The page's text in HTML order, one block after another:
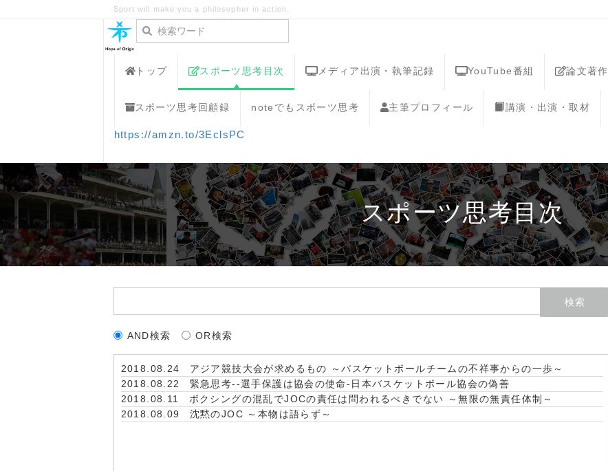
Sport will make you a philosopher in action.
トップ スポーツ思考目次 メディア出演・執筆記録 YouTube番組 論文著作
スポーツ思考回顧録 noteでもスポーツ思考 主筆プロフィール 講演・出演・取材
https://amzn.to/3EclsPC
スポーツ思考目次
AND検索 OR検索
2018.08.24
アジア競技大会が求めるもの ～バスケットボールチームの不祥事からの一歩～
2018.08.22
緊急思考--選手保護は協会の使命-日本バスケットボール協会の偽善
2018.08.11
ボクシングの混乱でJOCの責任は問われるべきでない ～無限の無責任体制～
2018.08.09
沈黙のJOC ～本物は語らず～